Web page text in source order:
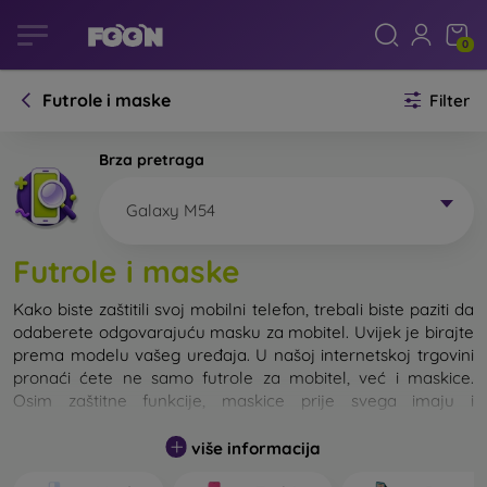
0
Futrole i maske Filter
Brza pretraga
Galaxy M54
Futrole i maske
Kako biste zaštitili svoj mobilni telefon, trebali biste paziti da
odaberete odgovarajuću masku za mobitel. Uvijek je birajte
prema modelu vašeg uređaja. U našoj internetskoj trgovini
pronaći ćete ne samo futrole za mobitel, već i maskice.
Osim zaštitne funkcije, maskice prije svega imaju i
Maskicu za mobitel možemo također nazvati i stražnjom
više informacija